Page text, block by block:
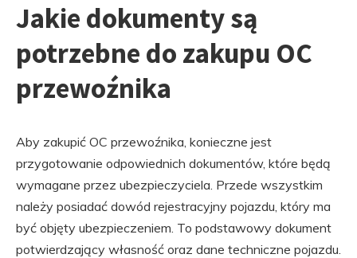
Jakie dokumenty są
potrzebne do zakupu OC
przewoźnika
Aby zakupić OC przewoźnika, konieczne jest
przygotowanie odpowiednich dokumentów, które będą
wymagane przez ubezpieczyciela. Przede wszystkim
należy posiadać dowód rejestracyjny pojazdu, który ma
być objęty ubezpieczeniem. To podstawowy dokument
potwierdzający własność oraz dane techniczne pojazdu.